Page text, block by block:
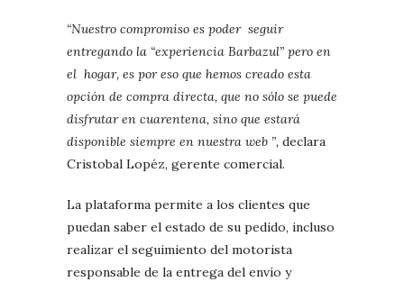
“Nuestro compromiso es poder seguir
entregando la “experiencia Barbazul” pero en
el hogar, es por eso que hemos creado esta
opción de compra directa, que no sólo se puede
disfrutar en cuarentena, sino que estará
disponible siempre en nuestra web ”, declara
Cristobal Lopéz, gerente comercial.
La plataforma permite a los clientes que
puedan saber el estado de su pedido, incluso
realizar el seguimiento del motorista
responsable de la entrega del envío y